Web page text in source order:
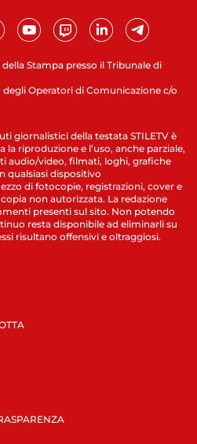
Stampa presso il Tribunale di
Operatori di Comunicazione c/o
giornalistici della testata STILETV è
la riproduzione e l’uso, anche parziale,
audio/video, filmati, loghi, grafiche
qualsiasi dispositivo
di fotocopie, registrazioni, cover e
non autorizzata. La redazione
presenti sul sito. Non potendo
resta disponibile ad eliminarli su
risultano offensivi e oltraggiosi.